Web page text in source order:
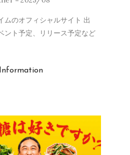
ムのオフィシャルサイト 出
ント予定、リリース予定など